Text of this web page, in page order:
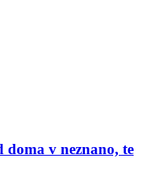
doma v neznano, te